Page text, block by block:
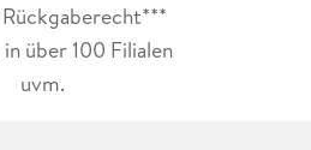
Rückgaberecht***
über 100 Filialen
uvm.